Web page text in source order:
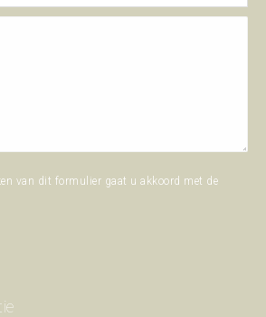
van dit formulier gaat u akkoord met de